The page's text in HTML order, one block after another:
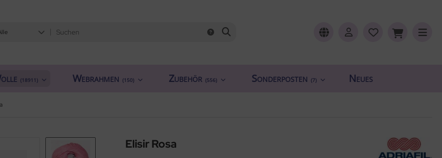
(18911) Webrahmen (150) Zubehör (556) Sonderposten (7) Neues
Elisir Rosa